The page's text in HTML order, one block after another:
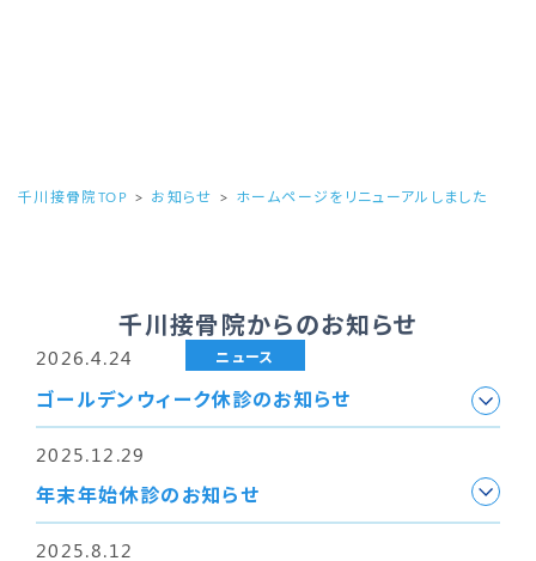
千川接骨院TOP お知らせ ホームページをリニューアルしました
千川接骨院からのお知らせ
2026.4.24 ニュース
ゴールデンウィーク休診のお知らせ
2025.12.29
年末年始休診のお知らせ
2025.8.12